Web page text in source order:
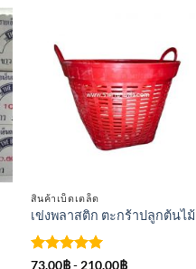
เพิ่มเข้า
ใน
รายการ
ที่
ติดตาม
สินค้าเบ็ดเตล็ด
เข่งพลาสติก ตะกร้าปลูกต้นไม้
ให้คะแนน
73.00฿- 210.00฿